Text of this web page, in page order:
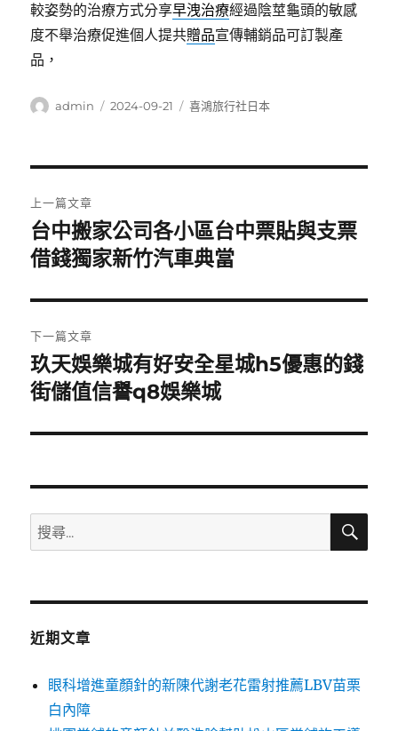
較姿勢的治療方式分享早洩治療經過陰莖龜頭的敏感
度不舉治療促進個人提共贈品宣傳輔銷品可訂製產
品，
作
admin
發
2024-09-21
分
喜鴻旅行社日本
章
導
覽
上一篇文章
上
一
文
章:
台中搬家公司各小區台中票貼與支票
借錢獨家新竹汽車典當
下一篇文章
下
一
文
玖天娛樂城有好安全星城h5優惠的錢
街儲值信譽q8娛樂城
搜
尋
鍵
搜
近期文章
眼科增進童顏針的新陳代謝老花雷射推薦LBV苗栗
白內障